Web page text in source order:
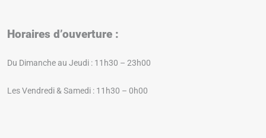
Horaires d’ouverture :
Du Dimanche au Jeudi : 11h30 – 23h00
Les Vendredi & Samedi : 11h30 – 0h00